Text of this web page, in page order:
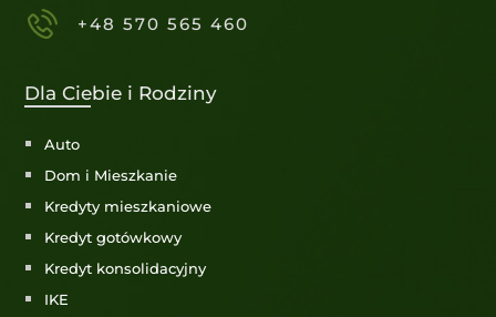
+48 570 565 460
Dla Ciebie i Rodziny
Auto
Dom i Mieszkanie
Kredyty mieszkaniowe
Kredyt gotówkowy
Kredyt konsolidacyjny
IKE